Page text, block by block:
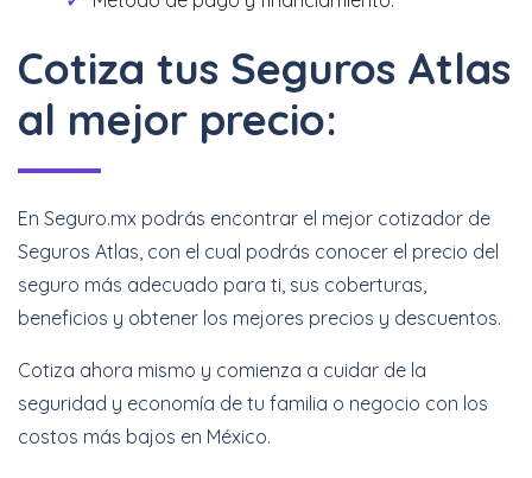
Cotiza tus Seguros Atlas
al mejor precio:
En Seguro.mx podrás encontrar el mejor cotizador de
Seguros Atlas, con el cual podrás conocer el precio del
seguro más adecuado para ti, sus coberturas,
beneficios y obtener los mejores precios y descuentos.
Cotiza ahora mismo y comienza a cuidar de la
seguridad y economía de tu familia o negocio con los
costos más bajos en México.